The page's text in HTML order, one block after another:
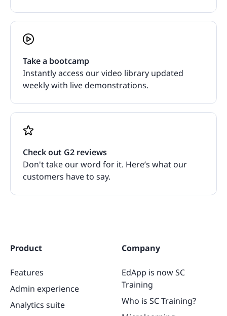
Take a bootcamp
Instantly access our video library updated
weekly with live demonstrations.
Check out G2 reviews
Don't take our word for it. Here’s what our
customers have to say.
Product
Features
Admin experience
Analytics suite
Company
EdApp is now SC
Training
Who is SC Training?